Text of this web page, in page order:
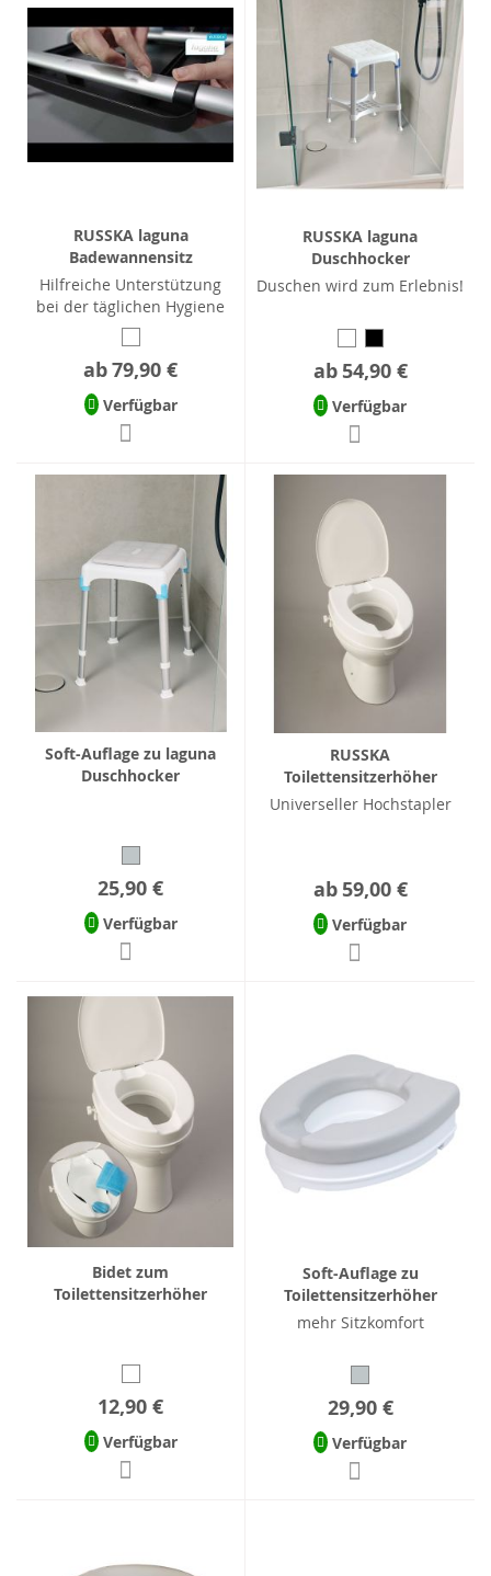
RUSSKA laguna
Badewannensitz
Hilfreiche Unterstützung
bei der täglichen Hygiene
ab79,90 €
Verfügbar
RUSSKA laguna
Duschhocker
Duschen wird zum Erlebnis!
ab 54,90 €
Verfügbar
Soft-Auflage zu laguna
Duschhocker
25,90 €
Verfügbar
RUSSKA
Toilettensitzerhöher
Universeller Hochstapler
ab 59,00 €
Verfügbar
Bidet zum
Toilettensitzerhöher
12,90 €
Verfügbar
Soft-Auflage zu
Toilettensitzerhöher
mehr Sitzkomfort
29,90 €
Verfügbar